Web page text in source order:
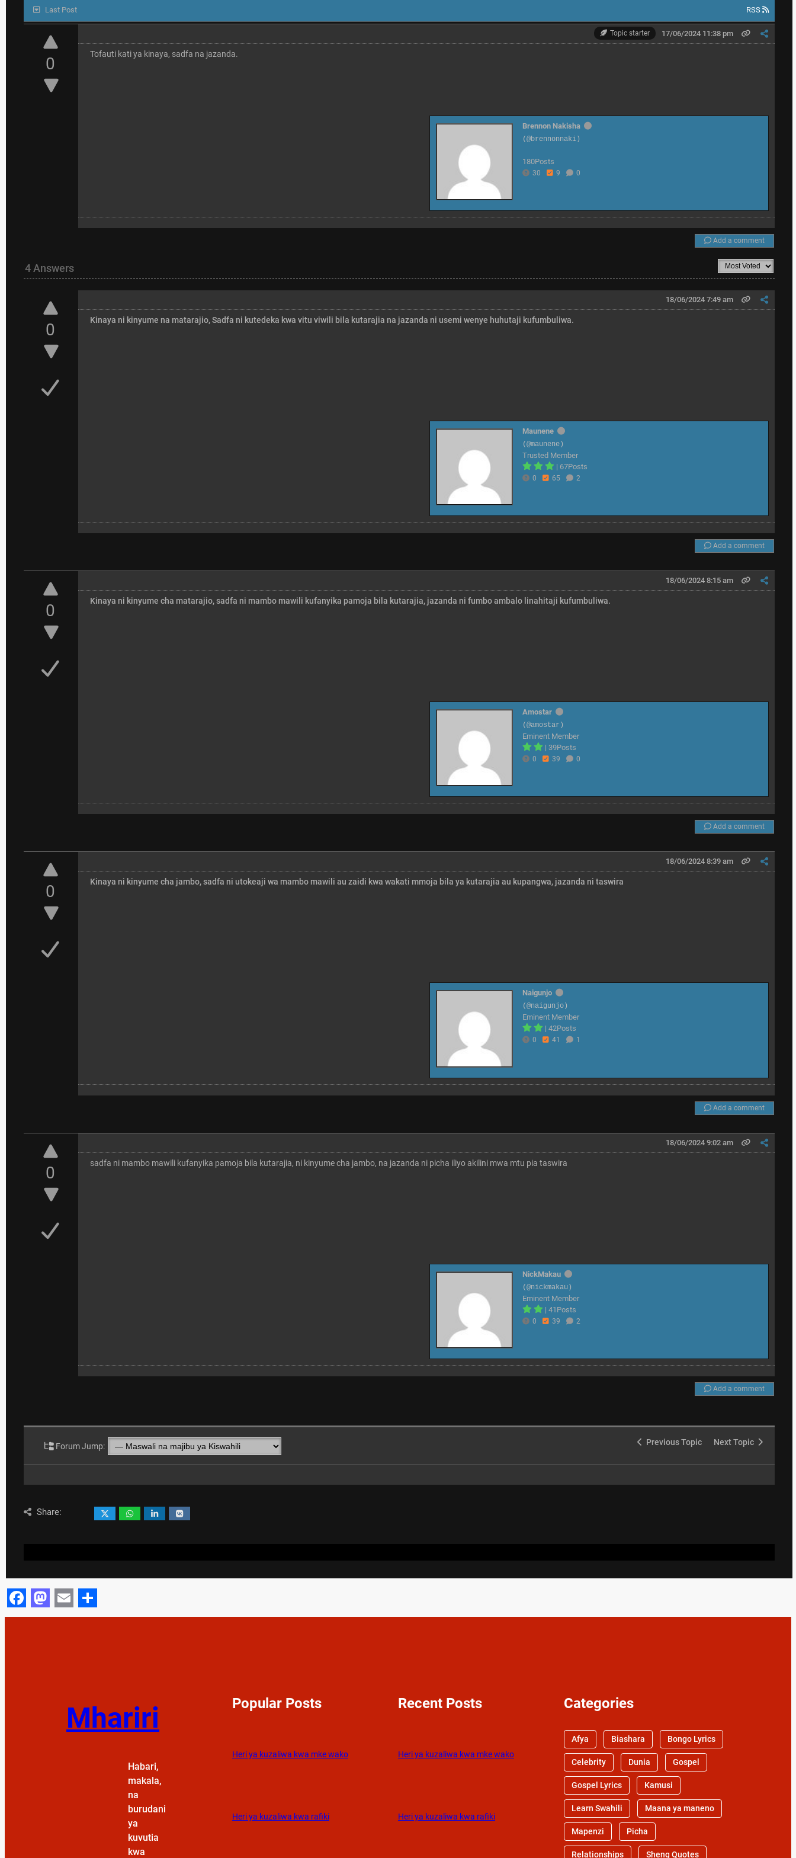
Last Post RSS
0
17/06/2024 11:38 pm
Topic starter
Tofauti kati ya kinaya, sadfa na jazanda.
Brennon Nakisha
(@brennonnaki)
180Posts
30 9 0
Add a comment
4 Answers
0
18/06/2024 7:49 am
Kinaya ni kinyume na matarajio, Sadfa ni kutedeka kwa vitu viwili bila kutarajia na jazanda ni usemi wenye huhutaji kufumbuliwa.
Maunene
(@maunene)
Trusted Member
| 67Posts
0 65 2
Add a comment
0
18/06/2024 8:15 am
Kinaya ni kinyume cha matarajio, sadfa ni mambo mawili kufanyika pamoja bila kutarajia, jazanda ni fumbo ambalo linahitaji kufumbuliwa.
Amostar
(@amostar)
Eminent Member
|39Posts
0 39 0
Add a comment
0
18/06/2024 8:39 am
Kinaya ni kinyume cha jambo, sadfa ni utokeaji wa mambo mawili au zaidi kwa wakati mmoja bila ya kutarajia au kupangwa, jazanda ni taswira
Naigunjo
(@naigunjo)
Eminent Member
|42Posts
0 41 1
Add a comment
0
18/06/2024 9:02 am
sadfa ni mambo mawili kufanyika pamoja bila kutarajia, ni kinyume cha jambo, na jazanda ni picha iliyo akilini mwa mtu pia taswira
NickMakau
(@nickmakau)
Eminent Member
|41Posts
0 39 2
Add a comment
Forum Jump: Previous Topic Next Topic
Share:
Facebook
Mastodon
EmailShare
Mhariri
Habari,
makala,
na
burudani
ya
kuvutia
kwa
Popular Posts
Heri ya kuzaliwa kwa mke wako
Heri ya kuzaliwa kwa rafiki
Recent Posts
Heri ya kuzaliwa kwa mke wako
Heri ya kuzaliwa kwa rafiki
Categories
Afya Biashara Bongo Lyrics
Celebrity Dunia Gospel
Gospel Lyrics Kamusi
Learn Swahili Maana ya maneno
Mapenzi Picha
Relationships Sheng Quotes